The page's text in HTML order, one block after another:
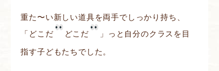
重た〜い新しい道具を両手でしっかり持ち、
「どこだ どこだ 」っと自分のクラスを目
指す子どもたちでした。